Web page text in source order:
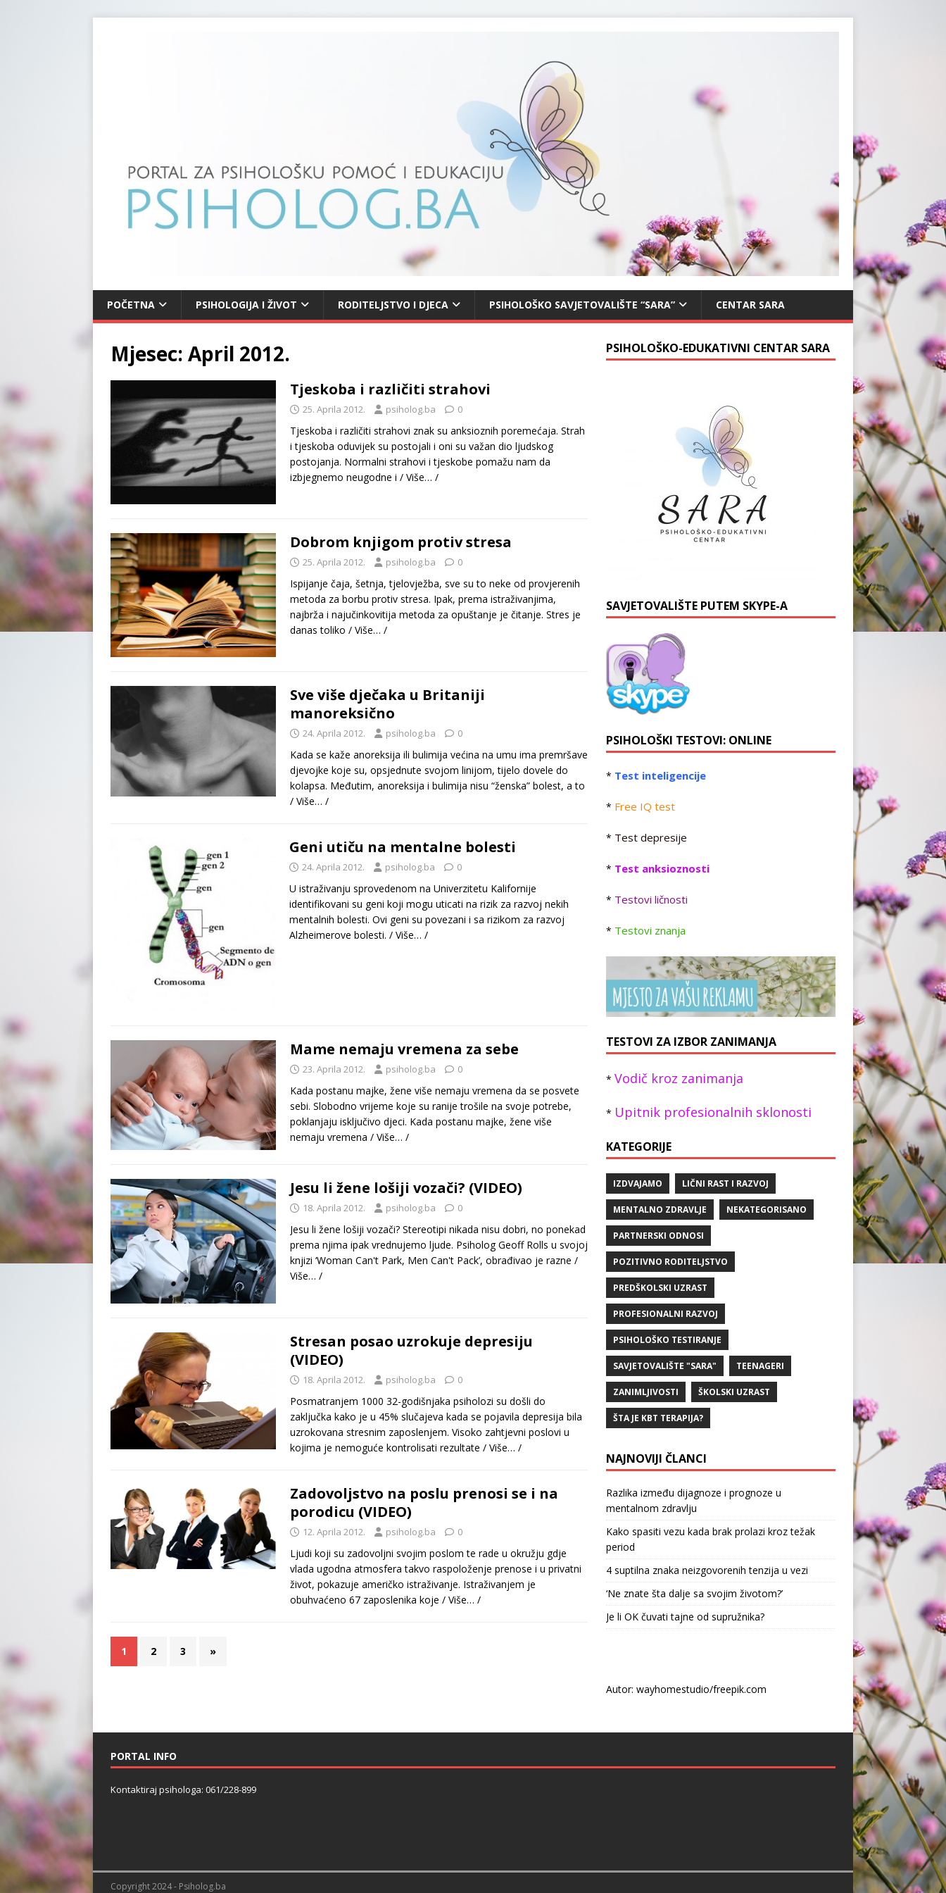
POČETNA PSIHOLOGIJA I ŽIVOT RODITELJSTVO I DJECA PSIHOLOŠKO SAVJETOVALIŠTE “SARA” CENTAR SARA
Mjesec: April 2012.
Tjeskoba i različiti strahovi
25. Aprila 2012. psiholog.ba 0
Tjeskoba i različiti strahovi znak su anksioznih poremećaja. Strah
i tjeskoba oduvijek su postojali i oni su važan dio ljudskog
postojanja. Normalni strahovi i tjeskobe pomažu nam da
izbjegnemo neugodne i / Više… /
Dobrom knjigom protiv stresa
25. Aprila 2012. psiholog.ba 0
Ispijanje čaja, šetnja, tjelovježba, sve su to neke od provjerenih
metoda za borbu protiv stresa. Ipak, prema istraživanjima,
najbrža i najučinkovitija metoda za opuštanje je čitanje. Stres je
danas toliko / Više… /
Sve više dječaka u Britaniji
manoreksično
24. Aprila 2012. psiholog.ba 0
Kada se kaže anoreksija ili bulimija većina na umu ima premršave
djevojke koje su, opsjednute svojom linijom, tijelo dovele do
kolapsa. Međutim, anoreksija i bulimija nisu “ženska” bolest, a to
/ Više… /
Geni utiču na mentalne bolesti
24. Aprila 2012. psiholog.ba 0
U istraživanju sprovedenom na Univerzitetu Kalifornije
identifikovani su geni koji mogu uticati na rizik za razvoj nekih
mentalnih bolesti. Ovi geni su povezani i sa rizikom za razvoj
Alzheimerove bolesti. / Više… /
Mame nemaju vremena za sebe
23. Aprila 2012. psiholog.ba 0
Kada postanu majke, žene više nemaju vremena da se posvete
sebi. Slobodno vrijeme koje su ranije trošile na svoje potrebe,
poklanjaju isključivo djeci. Kada postanu majke, žene više
nemaju vremena / Više… /
Jesu li žene lošiji vozači? (VIDEO)
18. Aprila 2012. psiholog.ba 0
Jesu li žene lošiji vozači? Stereotipi nikada nisu dobri, no ponekad
prema njima ipak vrednujemo ljude. Psiholog Geoff Rolls u svojoj
knjizi ‘Woman Can't Park, Men Can't Pack’, obrađivao je razne /
Više… /
Stresan posao uzrokuje depresiju
(VIDEO)
18. Aprila 2012. psiholog.ba 0
Posmatranjem 1000 32-godišnjaka psiholozi su došli do
zaključka kako je u 45% slučajeva kada se pojavila depresija bila
uzrokovana stresnim zaposlenjem. Visoko zahtjevni poslovi u
kojima je nemoguće kontrolisati rezultate / Više… /
Zadovoljstvo na poslu prenosi se i na
porodicu (VIDEO)
12. Aprila 2012. psiholog.ba 0
Ljudi koji su zadovoljni svojim poslom te rade u okružju gdje
vlada ugodna atmosfera takvo raspoloženje prenose i u privatni
život, pokazuje američko istraživanje. Istraživanjem je
obuhvaćeno 67 zaposlenika koje / Više… /
1 2 3 »
PSIHOLOŠKO-EDUKATIVNI CENTAR SARA
SAVJETOVALIŠTE PUTEM SKYPE-A
PSIHOLOŠKI TESTOVI: ONLINE
* Test inteligencije
* Free IQ test
* Test depresije
* Test anksioznosti
* Testovi ličnosti
* Testovi znanja
TESTOVI ZA IZBOR ZANIMANJA
* Vodič kroz zanimanja
* Upitnik profesionalnih sklonosti
KATEGORIJE
IZDVAJAMO LIČNI RAST I RAZVOJ
MENTALNO ZDRAVLJE NEKATEGORISANO
PARTNERSKI ODNOSI
POZITIVNO RODITELJSTVO
PREDŠKOLSKI UZRAST
PROFESIONALNI RAZVOJ
PSIHOLOŠKO TESTIRANJE
SAVJETOVALIŠTE "SARA" TEENAGERI
ZANIMLJIVOSTI ŠKOLSKI UZRAST
ŠTA JE KBT TERAPIJA?
NAJNOVIJI ČLANCI
Razlika između dijagnoze i prognoze u
mentalnom zdravlju
Kako spasiti vezu kada brak prolazi kroz težak
period
4 suptilna znaka neizgovorenih tenzija u vezi
‘Ne znate šta dalje sa svojim životom?’
Je li OK čuvati tajne od supružnika?
Autor: wayhomestudio/freepik.com
PORTAL INFO
Kontaktiraj psihologa: 061/228-899
Copyright 2024 - Psiholog.ba